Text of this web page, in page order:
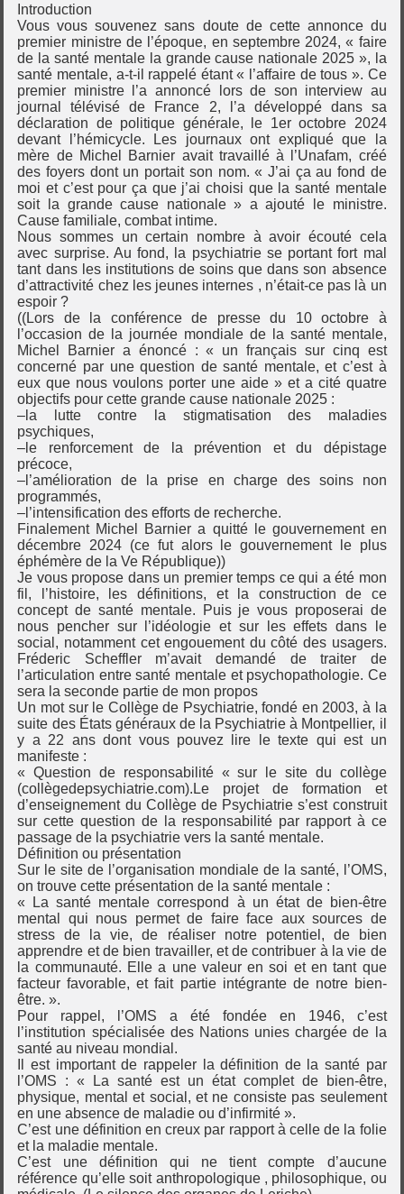
Introduction
Vous vous souvenez sans doute de cette annonce du
premier ministre de l’époque, en septembre 2024, « faire
de la santé mentale la grande cause nationale 2025 », la
santé mentale, a-t-il rappelé étant « l’affaire de tous ». Ce
premier ministre l’a annoncé lors de son interview au
journal télévisé de France 2, l’a développé dans sa
déclaration de politique générale, le 1er octobre 2024
devant l’hémicycle. Les journaux ont expliqué que la
mère de Michel Barnier avait travaillé à l’Unafam, créé
des foyers dont un portait son nom. « J’ai ça au fond de
moi et c’est pour ça que j’ai choisi que la santé mentale
soit la grande cause nationale » a ajouté le ministre.
Cause familiale, combat intime.
Nous sommes un certain nombre à avoir écouté cela
avec surprise. Au fond, la psychiatrie se portant fort mal
tant dans les institutions de soins que dans son absence
d’attractivité chez les jeunes internes , n’était-ce pas là un
espoir ?
((Lors de la conférence de presse du 10 octobre à
l’occasion de la journée mondiale de la santé mentale,
Michel Barnier a énoncé : « un français sur cinq est
concerné par une question de santé mentale, et c’est à
eux que nous voulons porter une aide » et a cité quatre
objectifs pour cette grande cause nationale 2025 :
–la lutte contre la stigmatisation des maladies
psychiques,
–le renforcement de la prévention et du dépistage
précoce,
–l’amélioration de la prise en charge des soins non
programmés,
–l’intensification des efforts de recherche.
Finalement Michel Barnier a quitté le gouvernement en
décembre 2024 (ce fut alors le gouvernement le plus
éphémère de la Ve République))
Je vous propose dans un premier temps ce qui a été mon
fil, l’histoire, les définitions, et la construction de ce
concept de santé mentale. Puis je vous proposerai de
nous pencher sur l’idéologie et sur les effets dans le
social, notamment cet engouement du côté des usagers.
Fréderic Scheffler m’avait demandé de traiter de
l’articulation entre santé mentale et psychopathologie. Ce
sera la seconde partie de mon propos
Un mot sur le Collège de Psychiatrie, fondé en 2003, à la
suite des États généraux de la Psychiatrie à Montpellier, il
y a 22 ans dont vous pouvez lire le texte qui est un
manifeste :
« Question de responsabilité « sur le site du collège
(collègedepsychiatrie.com).Le projet de formation et
d’enseignement du Collège de Psychiatrie s’est construit
sur cette question de la responsabilité par rapport à ce
passage de la psychiatrie vers la santé mentale.
Définition ou présentation
Sur le site de l’organisation mondiale de la santé, l’OMS,
on trouve cette présentation de la santé mentale :
« La santé mentale correspond à un état de bien-être
mental qui nous permet de faire face aux sources de
stress de la vie, de réaliser notre potentiel, de bien
apprendre et de bien travailler, et de contribuer à la vie de
la communauté. Elle a une valeur en soi et en tant que
facteur favorable, et fait partie intégrante de notre bien-
être. ».
Pour rappel, l’OMS a été fondée en 1946, c’est
l’institution spécialisée des Nations unies chargée de la
santé au niveau mondial.
Il est important de rappeler la définition de la santé par
l’OMS : « La santé est un état complet de bien-être,
physique, mental et social, et ne consiste pas seulement
en une absence de maladie ou d’infirmité ».
C’est une définition en creux par rapport à celle de la folie
et la maladie mentale.
C’est une définition qui ne tient compte d’aucune
référence qu’elle soit anthropologique , philosophique, ou